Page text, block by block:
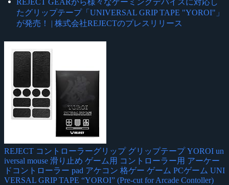
たグリップテープ「UNIVERSAL GRIP TAPE "YOROI"」
が発売！ | 株式会社REJECTのプレスリリース
REJECT コントローラーグリップ グリップテープ YOROI un
iversal mouse 滑り止め ゲーム用 コントローラー用 アーケー
ドコントローラー pad アケコン 格ゲー ゲーム PCゲーム UNI
VERSAL GRIP TAPE “YOROI” (Pre-cut for Arcade Contoller)